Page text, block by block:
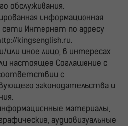
обслуживания.
информационная
сети Интернет по адресу
kingsenglish.ru.
или иное лицо, в интересах
настоящее Соглашение с
с
законодательства и
материалы,
аудиовизуальные